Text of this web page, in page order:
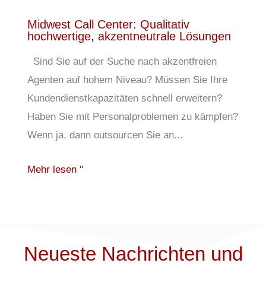
Midwest Call Center: Qualitativ
hochwertige, akzentneutrale Lösungen
Sind Sie auf der Suche nach akzentfreien
Agenten auf hohem Niveau? Müssen Sie Ihre
Kundendienstkapazitäten schnell erweitern?
Haben Sie mit Personalproblemen zu kämpfen?
Wenn ja, dann outsourcen Sie an...
Mehr lesen "
Neueste Nachrichten und